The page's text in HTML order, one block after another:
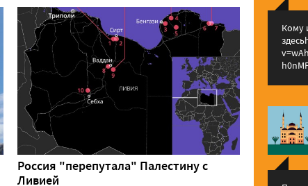
Россия "перепутала" Палестину с
Ливией
Кому